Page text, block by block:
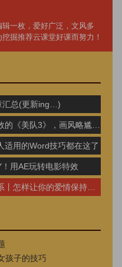
一枚，爱好广泛，文风多
掘推荐云课堂好课而努力！
汇总(更新ing…)
适用的Word技巧都在这了
用AE玩转电影特效
孩子的技巧